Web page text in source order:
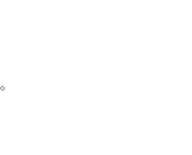
。